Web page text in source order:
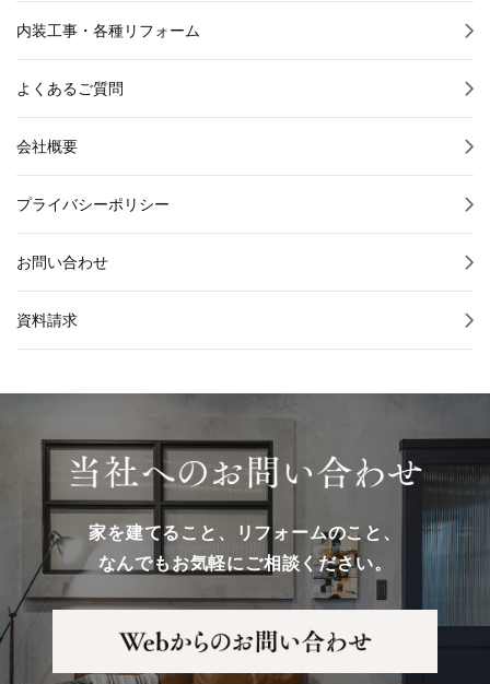
内装工事・各種リフォーム
よくあるご質問
会社概要
プライバシーポリシー
お問い合わせ
資料請求
家を建てること、リフォームのこと、
なんでもお気軽にご相談ください。